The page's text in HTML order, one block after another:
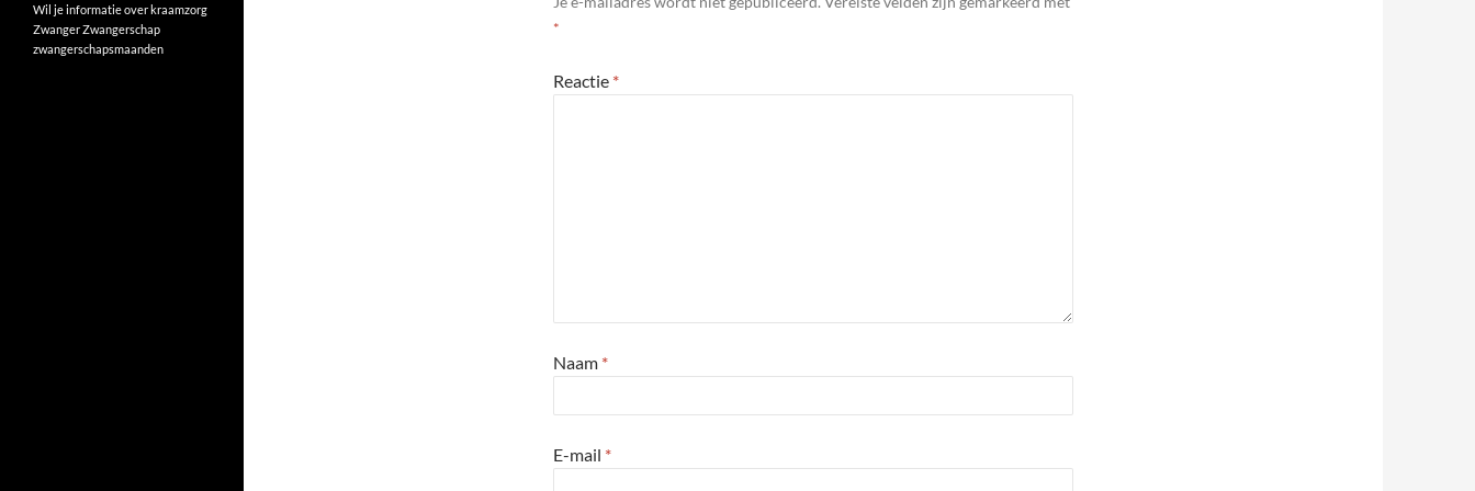
*
Reactie *
Naam *
E-mail *
Wil je informatie over kraamzorg
ZwangerZwangerschap
zwangerschapsmaanden